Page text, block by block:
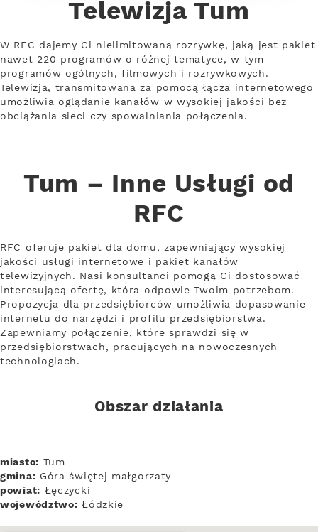
Telewizja Tum
W RFC dajemy Ci nielimitowaną rozrywkę, jaką jest pakiet
nawet 220 programów o różnej tematyce, w tym
programów ogólnych, filmowych i rozrywkowych.
Telewizja, transmitowana za pomocą łącza internetowego
umożliwia oglądanie kanałów w wysokiej jakości bez
obciążania sieci czy spowalniania połączenia.
Tum – Inne Usługi od
RFC
RFC oferuje pakiet dla domu, zapewniający wysokiej
jakości usługi internetowe i pakiet kanałów
telewizyjnych. Nasi konsultanci pomogą Ci dostosować
interesującą ofertę, która odpowie Twoim potrzebom.
Propozycja dla przedsiębiorców umożliwia dopasowanie
internetu do narzędzi i profilu przedsiębiorstwa.
Zapewniamy połączenie, które sprawdzi się w
przedsiębiorstwach, pracujących na nowoczesnych
technologiach.
Obszar działania
miasto: Tum
gmina: Góra świętej małgorzaty
powiat: Łęczycki
województwo: Łódzkie